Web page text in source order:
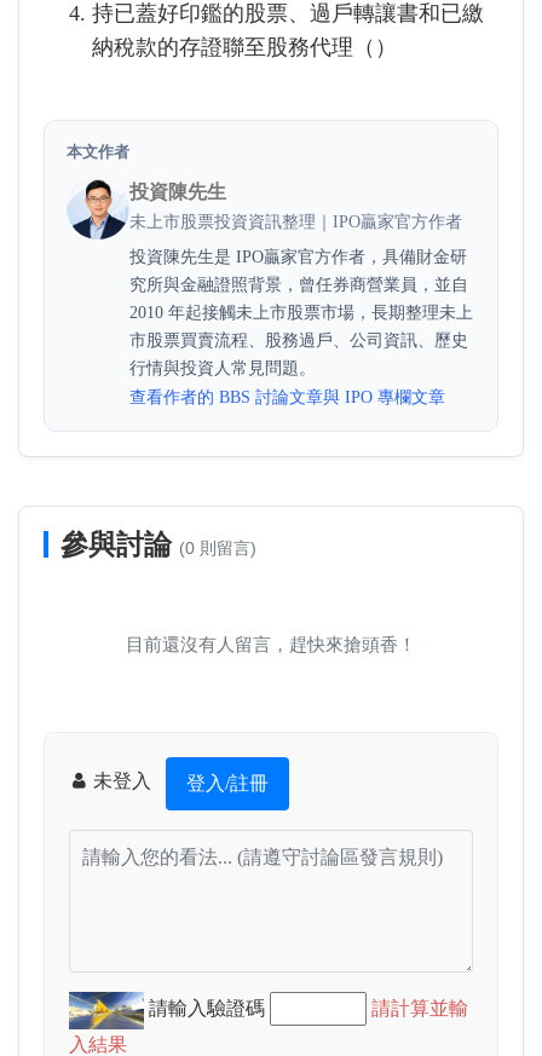
持已蓋好印鑑的股票、過戶轉讓書和已繳
納稅款的存證聯至股務代理（ ）
本文作者
投資陳先生
未上市股票投資資訊整理｜IPO贏家官方作者
投資陳先生是 IPO贏家官方作者，具備財金研
究所與金融證照背景，曾任券商營業員，並自
2010 年起接觸未上市股票市場，長期整理未上
市股票買賣流程、股務過戶、公司資訊、歷史
行情與投資人常見問題。
查看作者的 BBS 討論文章與 IPO 專欄文章
參與討論 (0 則留言)
目前還沒有人留言，趕快來搶頭香！
未登入 登入/註冊
請輸入驗證碼
請計算並輸
入結果